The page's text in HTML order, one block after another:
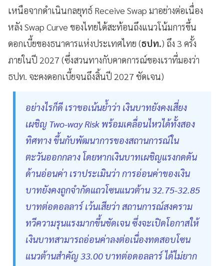
เหนือจากดำเนินกลยุทธ์ Receive Swap มาอย่างต่อเนื่อง
หลัง Swap Curve ของไทยได้สะท้อนถึงแนวโน้มการขึ้น
ดอกเบี้ยของธนาคารแห่งประเทศไทย (ธปท.) ถึง 3 ครั้ง
ภายในปี 2027 (ซึ่งสวนทางกับคาดการณ์ของเราที่มองว่า
ธปท. จะคงดอกเบี้ยจนถึงสิ้นปี 2027 ชัดเจน)
อย่างไรก็ดี เราขอเน้นย้ำว่า เงินบาทยังคงเสี่ยง
เผชิญ Two-way Risk พร้อมเคลื่อนไหวได้ทั้งสอง
ทิศทาง ขึ้นกับพัฒนาการของสถานการณ์ใน
ตะวันออกกลาง โดยหากเงินบาทเผชิญแรงกดดัน
ด้านอ่อนค่า เราประเมินว่า การอ่อนค่าของเงิน
บาทยังคงถูกจำกัดแถวโซนแนวต้าน 32.75-32.85
บาทต่อดอลลาร์ เว้นเสียว่า สถานการณ์สงคราม
ทวีความรุนแรงมากขึ้นชัดเจน ซึ่งจะเปิดโอกาสให้
เงินบาทสามารถอ่อนค่าลงต่อเนื่องทดสอบโซน
แนวต้านสำคัญ 33.00 บาทต่อดอลลาร์ ได้ไม่ยาก